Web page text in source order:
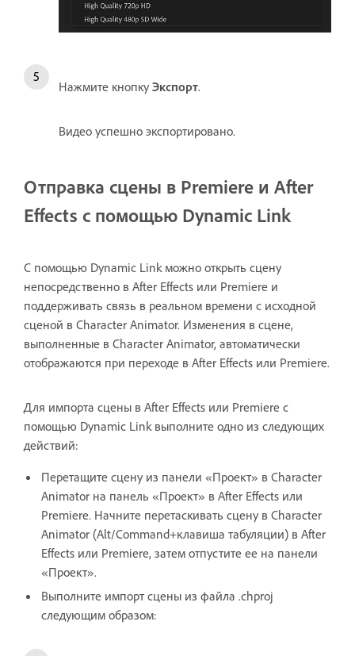
Нажмите кнопку Экспорт.
Видео успешно экспортировано.
Отправка сцены в Premiere и After
Effects с помощью Dynamic Link
С помощью Dynamic Link можно открыть сцену
непосредственно в After Effects или Premiere и
поддерживать связь в реальном времени с исходной
сценой в Character Animator. Изменения в сцене,
выполненные в Character Animator, автоматически
отображаются при переходе в After Effects или Premiere.
Для импорта сцены в After Effects или Premiere с
помощью Dynamic Link выполните одно из следующих
действий:
Перетащите сцену из панели «Проект» в Character
Animator на панель «Проект» в After Effects или
Premiere. Начните перетаскивать сцену в Character
Animator (Alt/Command+клавиша табуляции) в After
Effects или Premiere, затем отпустите ее на панели
«Проект».
Выполните импорт сцены из файла .chproj
следующим образом: